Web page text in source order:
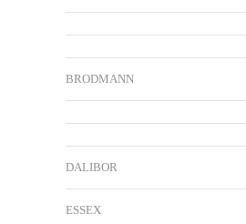
BRODMANN
DALIBOR
ESSEX